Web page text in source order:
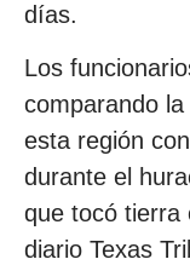
días.
Los
comparando
esta región
durante el
que tocó tierra
diario Texas